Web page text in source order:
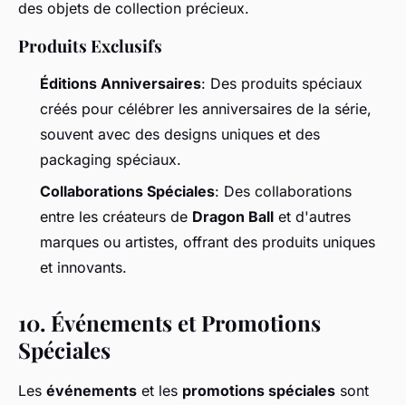
des objets de collection précieux.
Produits Exclusifs
Éditions Anniversaires: Des produits spéciaux
créés pour célébrer les anniversaires de la série,
souvent avec des designs uniques et des
packaging spéciaux.
Collaborations Spéciales: Des collaborations
entre les créateurs de Dragon Ball et d'autres
marques ou artistes, offrant des produits uniques
et innovants.
10. Événements et Promotions
Spéciales
Les événements et les promotions spéciales sont